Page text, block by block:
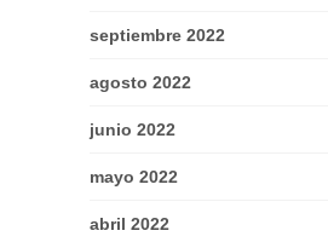
septiembre 2022
agosto 2022
junio 2022
mayo 2022
abril 2022